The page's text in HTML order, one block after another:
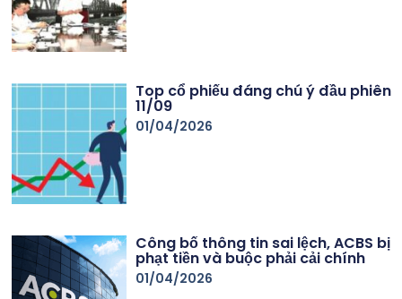
Top cổ phiếu đáng chú ý đầu phiên
11/09
01/04/2026
Công bố thông tin sai lệch, ACBS bị
phạt tiền và buộc phải cải chính
01/04/2026